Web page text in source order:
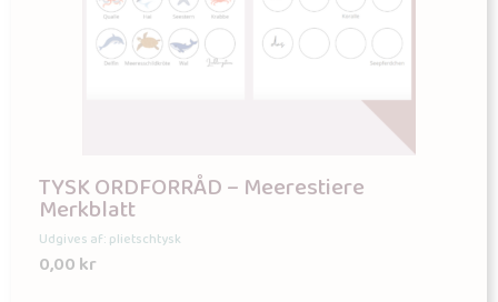
TYSK ORDFORRÅD – Meerestiere
Merkblatt
Udgives af: plietschtysk
0,00kr